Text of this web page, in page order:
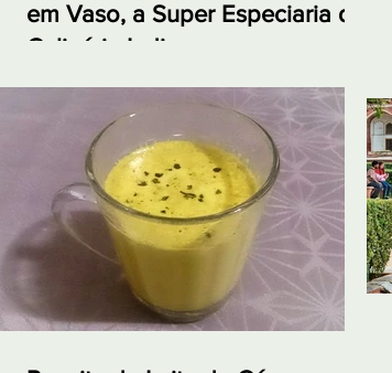
em Vaso, a Super Especiaria da
Culinária Indiana